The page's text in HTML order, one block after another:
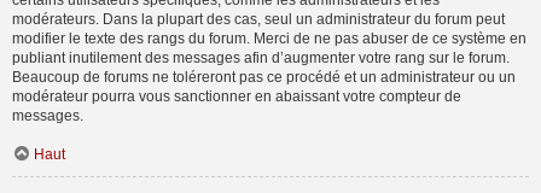
modérateurs. Dans la plupart des cas, seul un administrateur du forum peut
modifier le texte des rangs du forum. Merci de ne pas abuser de ce système en
publiant inutilement des messages afin d’augmenter votre rang sur le forum.
Beaucoup de forums ne toléreront pas ce procédé et un administrateur ou un
modérateur pourra vous sanctionner en abaissant votre compteur de
messages.
Haut